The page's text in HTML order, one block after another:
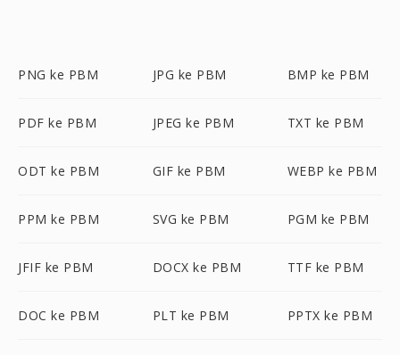
PNG ke PBM JPG ke PBM BMP ke PBM
PDF ke PBM JPEG ke PBM TXT ke PBM
ODT ke PBM GIF ke PBM WEBP ke PBM
PPM ke PBM SVG ke PBM PGM ke PBM
JFIF ke PBM DOCX ke PBM TTF ke PBM
DOC ke PBM PLT ke PBM PPTX ke PBM